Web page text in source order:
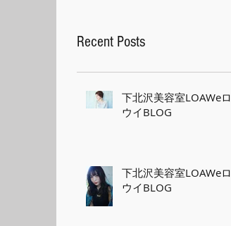
Recent Posts
下北沢美容室LOAWeロ
ウイBLOG
下北沢美容室LOAWeロ
ウイBLOG